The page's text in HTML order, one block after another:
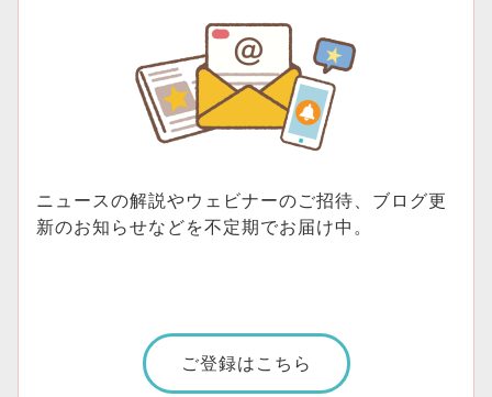
ニュースの解説やウェビナーのご招待、ブログ更
新のお知らせなどを不定期でお届け中。
ご登録はこちら